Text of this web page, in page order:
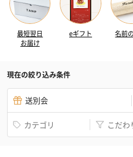
最短翌日
お届け
eギフト 名前
現在の絞り込み条件
送別会
カテゴリ こだわ